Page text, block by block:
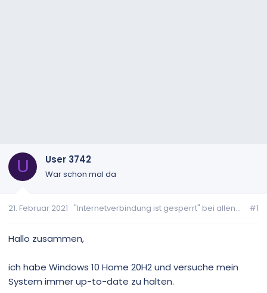
U User 3742
War schon mal da
21. Februar 2021 "Internetverbindung ist gesperrt" bei allen... #1
Hallo zusammen,
ich habe Windows 10 Home 20H2 und versuche mein
System immer up-to-date zu halten.